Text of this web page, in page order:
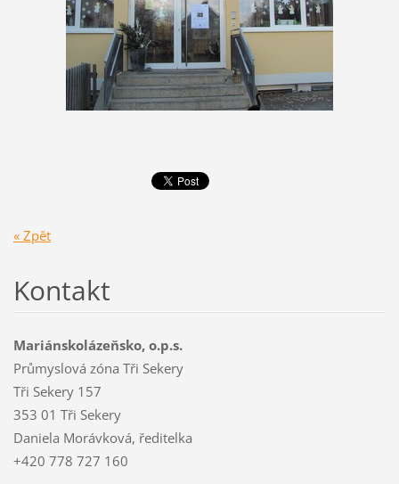
« Zpět
Kontakt
Mariánskolázeňsko, o.p.s.
Průmyslová zóna Tři Sekery
Tři Sekery 157
353 01 Tři Sekery
Daniela Morávková, ředitelka
+420 778 727 160